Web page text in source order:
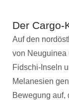
Der Cargo-
Auf den
von Neuguinea
Fidschi-Inseln
Melanesien
Bewegung auf,